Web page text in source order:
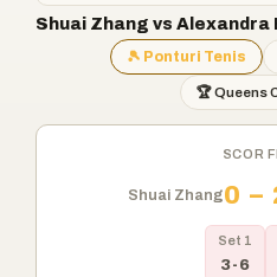
Shuai Zhang vs Alexandra
🎾 Ponturi Tenis
🏆 Queens
SCOR
Shuai Zhang0 –
Set 1
3-6